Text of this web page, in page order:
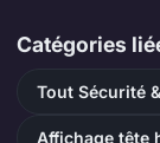
Catégories
Tout Sécurité
Affichage tête